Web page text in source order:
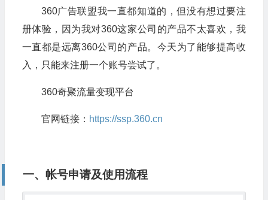
360广告联盟我一直都知道的，但没有想过要注
册体验，因为我对360这家公司的产品不太喜欢，我
一直都是远离360公司的产品。今天为了能够提高收
入，只能来注册一个账号尝试了。
360奇聚流量变现平台
官网链接： https://ssp.360.cn
一、帐号申请及使用流程